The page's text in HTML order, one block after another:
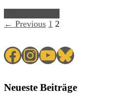
← Previous 1 2
Facebook
Instagram
YouTube
Bluesky
Neueste Beiträge